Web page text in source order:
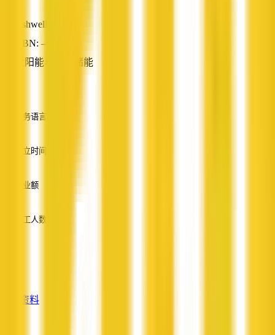
Ashwell, QLD
ABN: —
太阳能与电池储能
服务语言
成立时间
营业额
员工人数
查看资料